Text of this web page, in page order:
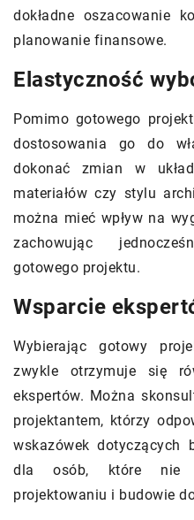
dokładne oszacowanie
planowanie finansowe.
Elastyczność
Pomimo gotowego
dostosowania go do
dokonać zmian w
materiałów czy stylu
można mieć wpływ na
zachowując
gotowego projektu.
Wsparcie
Wybierając gotowy
zwykle otrzymuje się
ekspertów. Można
projektantem, którzy
wskazówek dotyczących
dla osób, które nie
projektowaniu i budowie